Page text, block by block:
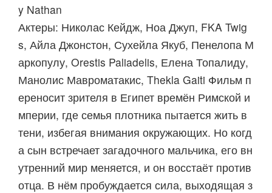
y Nathan
Актеры: Николас Кейдж, Ноа Джуп, FKA Twig
s, Айла Джонстон, Сухейла Якуб, Пенелопа М
аркопулу, Orestis Paliadelis, Елена Топалиду,
Манолис Мавроматакис, Thekla Gaiti Фильм п
ереносит зрителя в Египет времён Римской и
мперии, где семья плотника пытается жить в
тени, избегая внимания окружающих. Но когд
а сын встречает загадочного мальчика, его вн
утренний мир меняется, и он восстаёт против
отца. В нём пробуждается сила, выходящая з